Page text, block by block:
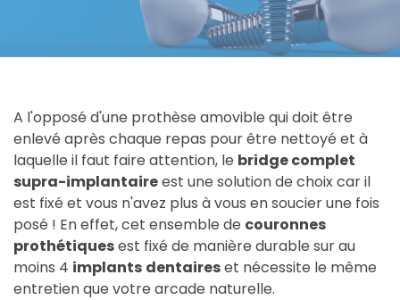
A l'opposé d'une prothèse amovible qui doit être
enlevé après chaque repas pour être nettoyé et à
laquelle il faut faire attention, le bridge complet
supra-implantaireest une solution de choix car il
est fixé et vous n'avez plus à vous en soucier une fois
posé ! En effet, cet ensemble de couronnes
prothétiquesest fixé de manière durable sur au
moins 4 implants dentaireset nécessite le même
entretien que votre arcade naturelle.